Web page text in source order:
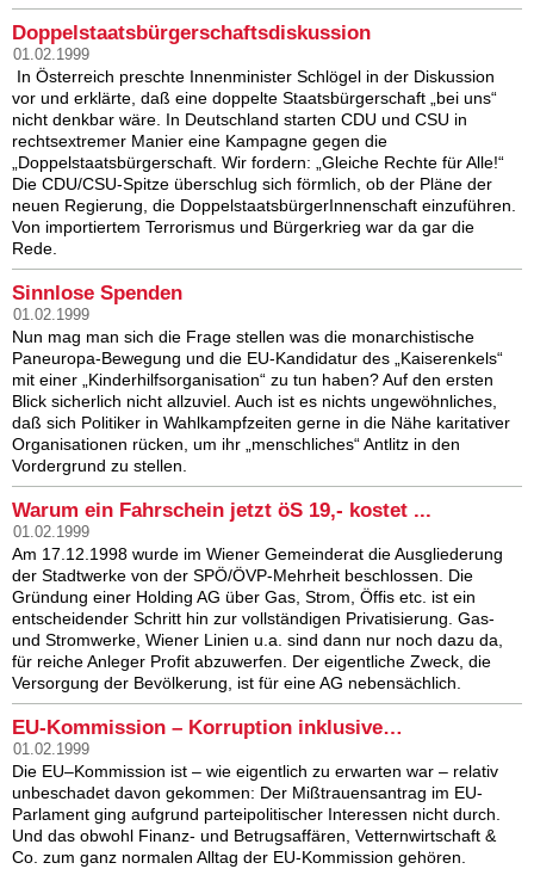
Doppelstaatsbürgerschaftsdiskussion
01.02.1999
In Österreich preschte Innenminister Schlögel in der Diskussion
vor und erklärte, daß eine doppelte Staatsbürgerschaft „bei uns“
nicht denkbar wäre. In Deutschland starten CDU und CSU in
rechtsextremer Manier eine Kampagne gegen die
„Doppelstaatsbürgerschaft. Wir fordern: „Gleiche Rechte für Alle!“
Die CDU/CSU-Spitze überschlug sich förmlich, ob der Pläne der
neuen Regierung, die DoppelstaatsbürgerInnenschaft einzuführen.
Von importiertem Terrorismus und Bürgerkrieg war da gar die
Rede.
Sinnlose Spenden
01.02.1999
Nun mag man sich die Frage stellen was die monarchistische
Paneuropa-Bewegung und die EU-Kandidatur des „Kaiserenkels“
mit einer „Kinderhilfsorganisation“ zu tun haben? Auf den ersten
Blick sicherlich nicht allzuviel. Auch ist es nichts ungewöhnliches,
daß sich Politiker in Wahlkampfzeiten gerne in die Nähe karitativer
Organisationen rücken, um ihr „menschliches“ Antlitz in den
Vordergrund zu stellen.
Warum ein Fahrschein jetzt öS 19,- kostet ...
01.02.1999
Am 17.12.1998 wurde im Wiener Gemeinderat die Ausgliederung
der Stadtwerke von der SPÖ/ÖVP-Mehrheit beschlossen. Die
Gründung einer Holding AG über Gas, Strom, Öffis etc. ist ein
entscheidender Schritt hin zur vollständigen Privatisierung. Gas-
und Stromwerke, Wiener Linien u.a. sind dann nur noch dazu da,
für reiche Anleger Profit abzuwerfen. Der eigentliche Zweck, die
Versorgung der Bevölkerung, ist für eine AG nebensächlich.
EU-Kommission – Korruption inklusive…
01.02.1999
Die EU–Kommission ist – wie eigentlich zu erwarten war – relativ
unbeschadet davon gekommen: Der Mißtrauensantrag im EU-
Parlament ging aufgrund parteipolitischer Interessen nicht durch.
Und das obwohl Finanz- und Betrugsaffären, Vetternwirtschaft &
Co. zum ganz normalen Alltag der EU-Kommission gehören.